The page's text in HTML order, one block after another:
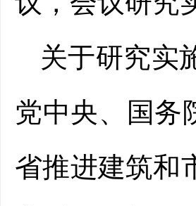
关于研究实
党中央、国务
省推进建筑和